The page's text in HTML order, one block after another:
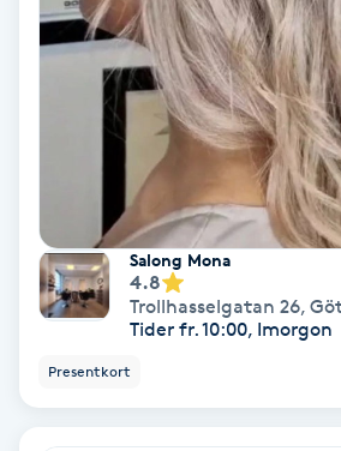
Hälsprickor
Idrottsmassage
IPL hårborttagningSalong Mona
4.8
Trollhasselgatan 26,
Tider fr. 10:00, Imorgon
Presentkort